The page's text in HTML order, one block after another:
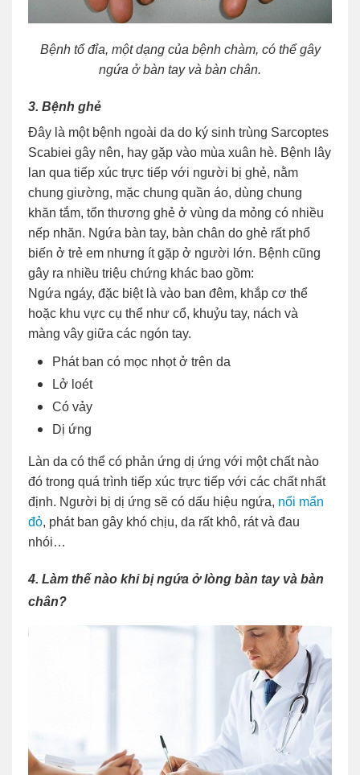
Bệnh tổ đỉa, một dạng của bệnh chàm, có thể gây
ngứa ở bàn tay và bàn chân.
3. Bệnh ghẻ
Đây là một bệnh ngoài da do ký sinh trùng Sarcoptes
Scabiei gây nên, hay gặp vào mùa xuân hè. Bệnh lây
lan qua tiếp xúc trực tiếp với người bị ghẻ, nằm
chung giường, mặc chung quần áo, dùng chung
khăn tắm, tổn thương ghẻ ở vùng da mỏng có nhiều
nếp nhăn. Ngứa bàn tay, bàn chân do ghẻ rất phổ
biến ở trẻ em nhưng ít gặp ở người lớn. Bệnh cũng
gây ra nhiều triệu chứng khác bao gồm:
Ngứa ngáy, đặc biệt là vào ban đêm, khắp cơ thể
hoặc khu vực cụ thể như cổ, khuỷu tay, nách và
màng vây giữa các ngón tay.
Phát ban có mọc nhọt ở trên da
Lở loét
Có vảy
Dị ứng
Làn da có thể có phản ứng dị ứng với một chất nào
đó trong quá trình tiếp xúc trực tiếp với các chất nhất
định. Người bị dị ứng sẽ có dấu hiệu ngứa, nổi mẩn
đỏ, phát ban gây khó chịu, da rất khô, rát và đau
nhói…
4. Làm thế nào khi bị ngứa ở lòng bàn tay và bàn
chân?